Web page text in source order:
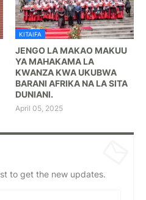
KITAIFA
JENGO LA MAKAO MAKUU
YA MAHAKAMA LA
KWANZA KWA UKUBWA
BARANI AFRIKA NA LA SITA
DUNIANI.
April 05, 2025
to get the new updates.